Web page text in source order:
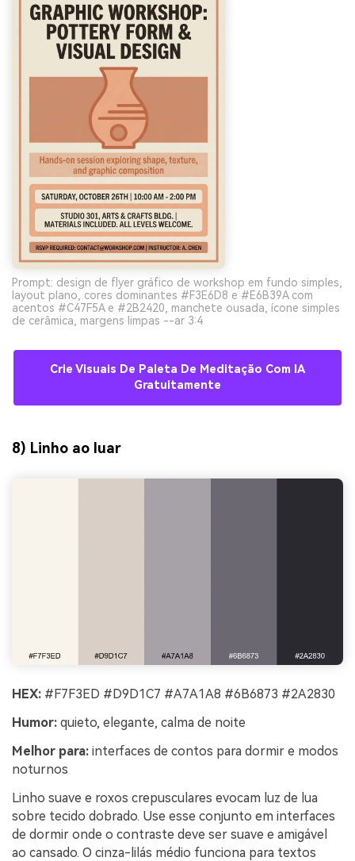
Prompt: design de flyer gráfico de workshop em fundo simples,
layout plano, cores dominantes #F3E6D8 e #E6B39A com
acentos #C47F5A e #2B2420, manchete ousada, ícone simples
de cerâmica, margens limpas --ar 3:4
Crie Visuais De Paleta De Meditação Com IA
Gratuitamente
8) Linho ao luar
HEX: #F7F3ED #D9D1C7 #A7A1A8 #6B6873 #2A2830
Humor: quieto, elegante, calma de noite
Melhor para: interfaces de contos para dormir e modos
noturnos
Linho suave e roxos crepusculares evocam luz de lua
sobre tecido dobrado. Use esse conjunto em interfaces
de dormir onde o contraste deve ser suave e amigável
ao cansado. O cinza-lilás médio funciona para textos